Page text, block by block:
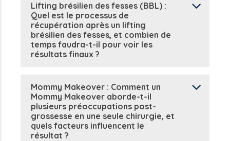
Lifting brésilien des fesses (BBL) :
Quel est le processus de
récupération après un lifting
brésilien des fesses, et combien de
temps faudra-t-il pour voir les
résultats finaux ?
Mommy Makeover : Comment un
Mommy Makeover aborde-t-il
plusieurs préoccupations post-
grossesse en une seule chirurgie, et
quels facteurs influencent le
résultat ?